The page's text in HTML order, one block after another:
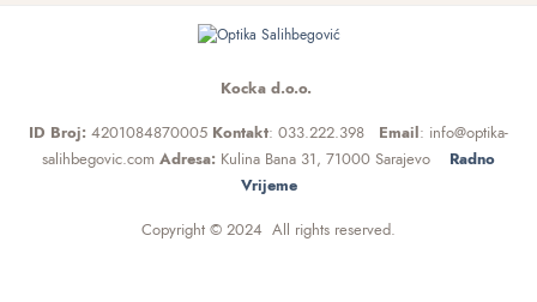
Kocka d.o.o.
ID Broj: 4201084870005Kontakt: 033.222.398 Email: info@optika-
salihbegovic.com Adresa: Kulina Bana 31, 71000 Sarajevo
Radno
Vrijeme
Copyright © 2024 All rights reserved.